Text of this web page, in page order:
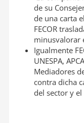
de su
de una carta
FECOR
minusvalorar
Igualmente
UNESPA,
Mediadores
contra dicha
del sector y